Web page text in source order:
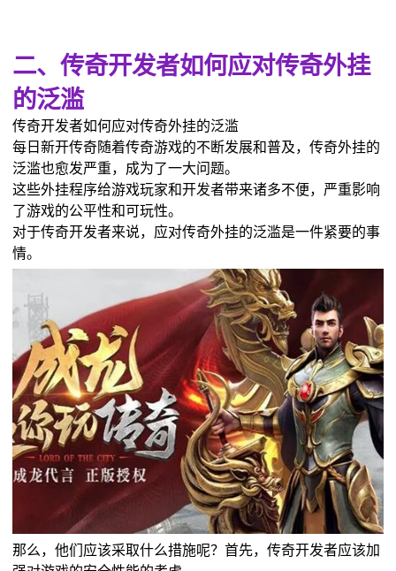
二、传奇开发者如何应对传奇外挂
的泛滥
传奇开发者如何应对传奇外挂的泛滥
每日新开传奇随着传奇游戏的不断发展和普及，传奇外挂的
泛滥也愈发严重，成为了一大问题。
这些外挂程序给游戏玩家和开发者带来诸多不便，严重影响
了游戏的公平性和可玩性。
对于传奇开发者来说，应对传奇外挂的泛滥是一件紧要的事
情。
那么，他们应该采取什么措施呢？首先，传奇开发者应该加